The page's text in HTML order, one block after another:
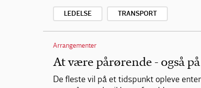
LEDELSE TRANSPORT
Arrangementer
At være pårørende - også
De fleste vil på et tidspunkt opleve